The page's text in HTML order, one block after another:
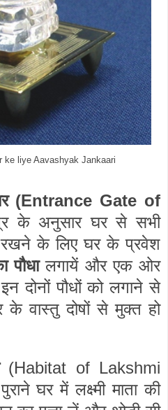
ke liye Aavashyak Jankaari
(Entrance Gate of
के अनुसार घर से सभी
रखने के लिए घर के प्रवेश
पौधालगायें और एक ओर
दोनों पौधों को लगाने से
वास्तु दोषों से मुक्त हो
(Habitat of Lakshmi
घर में लक्ष्मी माता की